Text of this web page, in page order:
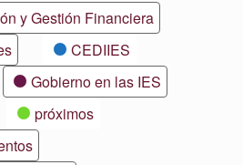
y Gestión Financiera
CEDIIES
Gobierno en las IES
próximos